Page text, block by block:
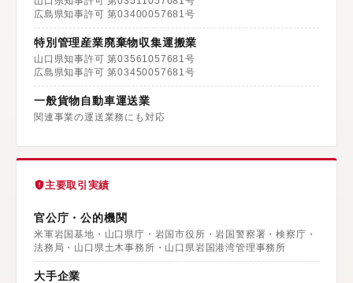
広島県知事許可 第03400057681号
特別管理産業廃棄物収集運搬業
山口県知事許可 第03561057681号
広島県知事許可 第03450057681号
一般貨物自動車運送業
関連事業の運送業務にも対応
主要取引実績
官公庁・公的機関
米軍岩国基地・山口県庁・岩国市役所・岩国警察署・検察庁・
法務局・山口県土木事務所・山口県岩国港湾管理事務所
大手企業